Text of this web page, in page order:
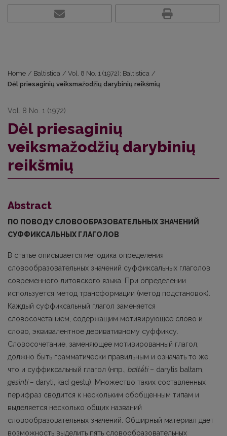
Home / Baltistica / Vol. 8 No. 1 (1972): Baltistica /
Dėl priesaginių veiksmažodžių darybinių reikšmių
Vol. 8 No. 1 (1972)
Dėl priesaginių
veiksmažodžių darybinių
reikšmių
Abstract
ПО ПОВОДУ СЛОВООБРАЗОВАТЕЛЬНЫХ ЗНАЧЕНИЙ
СУФФИКСАЛЬНЫХ ГЛАГОЛОВ
В статье описывается методика определения
словообразовательных значений суффиксальных глаголов
современного литовского языка. При определении
используется ме­тод трансформации (метод подстановок).
Каждый суффиксальный глагол заменяется
словосочетанием, содержащим мотивирующее слово и
слово, эквивалентное деривативному суффиксу.
Словосочетание, заменяющее мотивированный глагол,
должно быть грамматически правильным и означать то же,
что и суффиксальный глагол (нпр., baltė́ti – darytis baltam,
gesìnti – daryti, kad gestų). Множество таких составленных
перифраз сво­дится к нескольким обобщенным типам и
выделяется несколько общих названий
словообразовательных значений. Обширный материал дает
возможность выделить пять словообразо­вательных